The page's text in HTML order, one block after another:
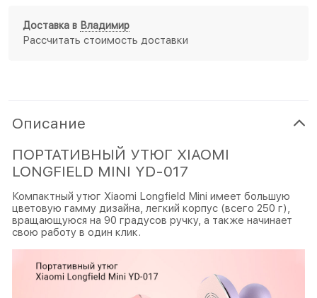
Доставка в Владимир
Рассчитать стоимость доставки
Описание
ПОРТАТИВНЫЙ УТЮГ XIAOMI
LONGFIELD MINI YD-017
Компактный утюг Xiaomi Longfield Mini имеет большую
цветовую гамму дизайна, легкий корпус (всего 250 г),
вращающуюся на 90 градусов ручку, а также начинает
свою работу в один клик.